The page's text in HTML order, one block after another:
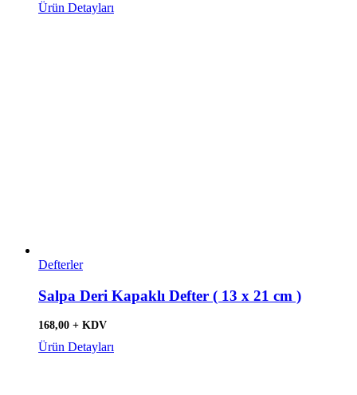
Ürün Detayları
Defterler
Salpa Deri Kapaklı Defter ( 13 x 21 cm )
168,00 + KDV
Ürün Detayları